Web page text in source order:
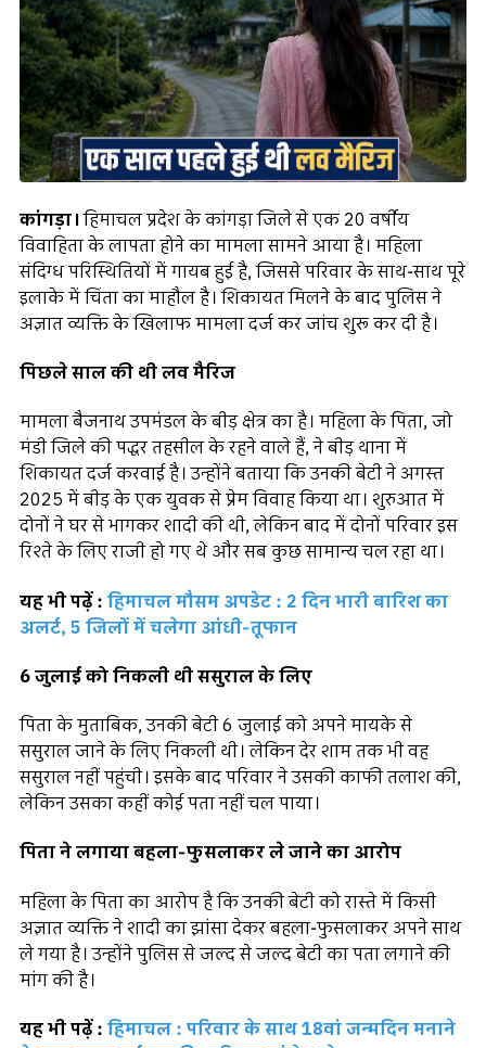
कांगड़ा।हिमाचल प्रदेश के कांगड़ा जिले से एक 20 वर्षीय
विवाहिता के लापता होने का मामला सामने आया है। महिला
संदिग्ध परिस्थितियों में गायब हुई है, जिससे परिवार के साथ-साथ पूरे
इलाके में चिंता का माहौल है। शिकायत मिलने के बाद पुलिस ने
अज्ञात व्यक्ति के खिलाफ मामला दर्ज कर जांच शुरू कर दी है।
पिछले साल की थी लव मैरिज
मामला बैजनाथ उपमंडल के बीड़ क्षेत्र का है। महिला के पिता, जो
मंडी जिले की पद्धर तहसील के रहने वाले हैं, ने बीड़ थाना में
शिकायत दर्ज करवाई है। उन्होंने बताया कि उनकी बेटी ने अगस्त
2025 में बीड़ के एक युवक से प्रेम विवाह किया था। शुरुआत में
दोनों ने घर से भागकर शादी की थी, लेकिन बाद में दोनों परिवार इस
रिश्ते के लिए राजी हो गए थे और सब कुछ सामान्य चल रहा था।
यह भी पढ़ें : हिमाचल मौसम अपडेट : 2 दिन भारी बारिश का
अलर्ट, 5 जिलों में चलेगा आंधी-तूफान
6 जुलाई को निकली थी ससुराल के लिए
पिता के मुताबिक, उनकी बेटी 6 जुलाई को अपने मायके से
ससुराल जाने के लिए निकली थी। लेकिन देर शाम तक भी वह
ससुराल नहीं पहुंची। इसके बाद परिवार ने उसकी काफी तलाश की,
लेकिन उसका कहीं कोई पता नहीं चल पाया।
पिता ने लगाया बहला-फुसलाकर ले जाने का आरोप
महिला के पिता का आरोप है कि उनकी बेटी को रास्ते में किसी
अज्ञात व्यक्ति ने शादी का झांसा देकर बहला-फुसलाकर अपने साथ
ले गया है। उन्होंने पुलिस से जल्द से जल्द बेटी का पता लगाने की
मांग की है।
यह भी पढ़ें : हिमाचल : परिवार के साथ 18वां जन्मदिन मनाने